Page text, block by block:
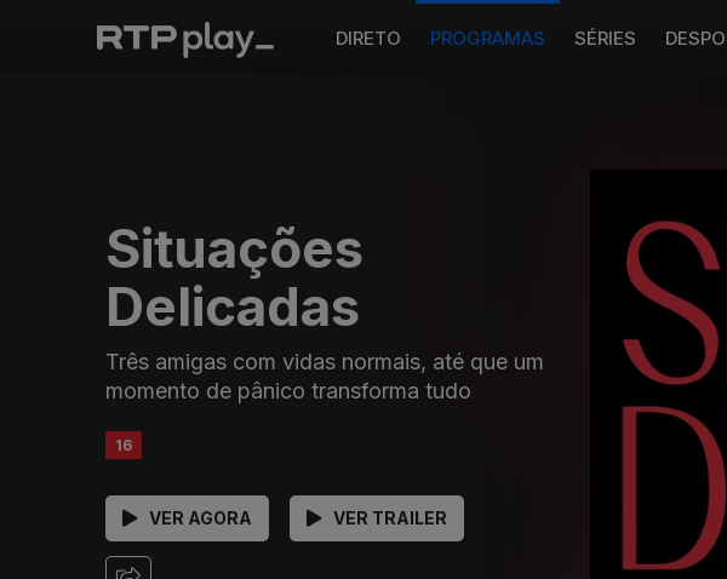
DIRETO PROGRAMAS SÉRIES
Situações
Delicadas
Três amigas com vidas normais, até que um
momento de pânico transforma tudo
16
VER AGORA VER TRAILER